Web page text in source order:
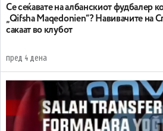
Се сеќавате на албанскиот фудбалер
„Qifsha Maqedonien“? Навивачите на
сакаат во клубот
пред 4 дена